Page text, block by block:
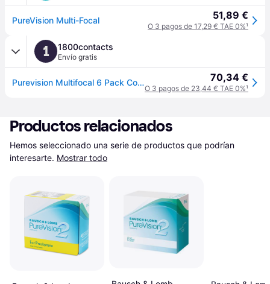
PureVision Multi-Focal 51,89 €
O 3 pagos de 17,29 € TAE 0%¹
1 1800contacts
Envío gratis
Purevision Multifocal 6 Pack Contact Lenses 70,34 €
O 3 pagos de 23,44 € TAE 0%¹
Productos relacionados
Hemos seleccionado una serie de productos que podrían
interesarte. Mostrar todo